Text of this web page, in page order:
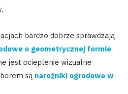
bardzo dobrze sprawdzają
o geometrycznej formie.
jest ocieplenie wizualne
są narożniki ogrodowe w